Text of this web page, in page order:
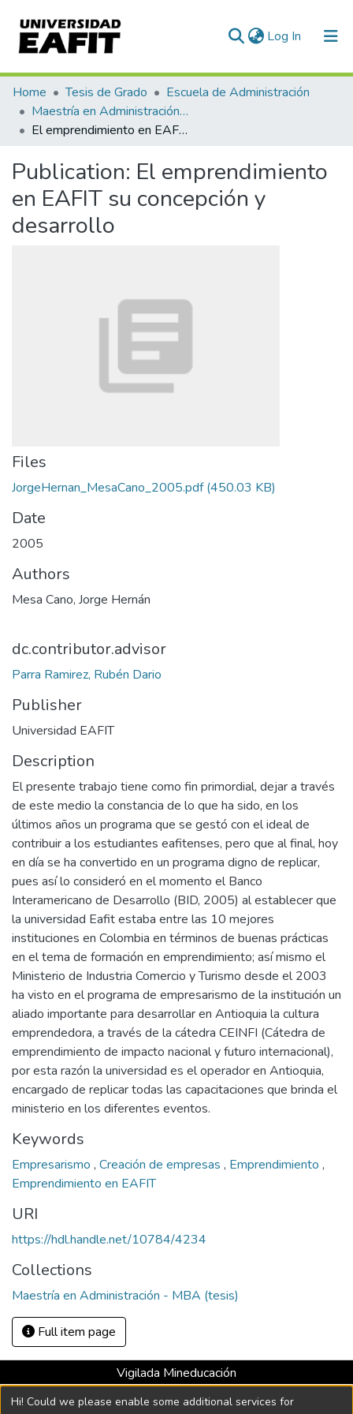
Log In (current)
Communities & Collections
All of DSpace
Home Tesis de Grado
Escuela de Administración
Maestría en Administración - MBA (tesis)
El emprendimiento en EAFIT su concepción y desarrollo
Publication: El emprendimiento
en EAFIT su concepción y
desarrollo
Files
JorgeHernan_MesaCano_2005.pdf(450.03 KB)
Date
2005
Authors
Mesa Cano, Jorge Hernán
dc.contributor.advisor
Parra Ramirez, Rubén Dario
Publisher
Universidad EAFIT
Description
El presente trabajo tiene como fin primordial, dejar a través
de este medio la constancia de lo que ha sido, en los
últimos años un programa que se gestó con el ideal de
contribuir a los estudiantes eafitenses, pero que al final, hoy
en día se ha convertido en un programa digno de replicar,
pues así lo consideró en el momento el Banco
Interamericano de Desarrollo (BID, 2005) al establecer que
la universidad Eafit estaba entre las 10 mejores
instituciones en Colombia en términos de buenas prácticas
en el tema de formación en emprendimiento; así mismo el
Ministerio de Industria Comercio y Turismo desde el 2003
ha visto en el programa de empresarismo de la institución un
aliado importante para desarrollar en Antioquia la cultura
emprendedora, a través de la cátedra CEINFI (Cátedra de
emprendimiento de impacto nacional y futuro internacional),
por esta razón la universidad es el operador en Antioquia,
encargado de replicar todas las capacitaciones que brinda el
ministerio en los diferentes eventos.
Keywords
Empresarismo , Creación de empresas , Emprendimiento ,
Emprendimiento en EAFIT
URI
https://hdl.handle.net/10784/4234
Collections
Maestría en Administración - MBA (tesis)
Full item page
Vigilada Mineducación
Universidad con Acreditación Institucional hasta 2026 -
Hi! Could we please enable some additional services for